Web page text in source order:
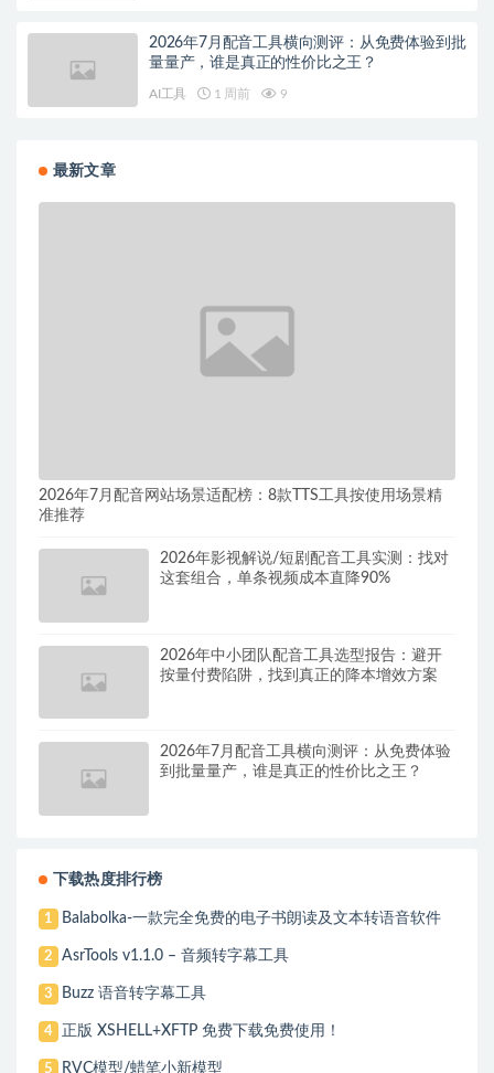
2026年7月配音工具横向测评：从免费体验到批
量量产，谁是真正的性价比之王？
AI工具 1 周前 9
最新文章
2026年7月配音网站场景适配榜：8款TTS工具按使用场景精
准推荐
2026年影视解说/短剧配音工具实测：找对
这套组合，单条视频成本直降90%
2026年中小团队配音工具选型报告：避开
按量付费陷阱，找到真正的降本增效方案
2026年7月配音工具横向测评：从免费体验
到批量量产，谁是真正的性价比之王？
下载热度排行榜
1 Balabolka-一款完全免费的电子书朗读及文本转语音软件
2 AsrTools v1.1.0 – 音频转字幕工具
3 Buzz 语音转字幕工具
4 正版 XSHELL+XFTP 免费下载免费使用！
5 RVC模型/蜡笔小新模型